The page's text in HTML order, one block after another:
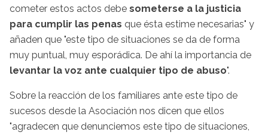
cometer estos actos debe someterse a la justicia
para cumplir las penas que ésta estime necesarias" y
añaden que "este tipo de situaciones se da de forma
muy puntual, muy esporádica. De ahí la importancia de
levantar la voz ante cualquier tipo de abuso".
Sobre la reacción de los familiares ante este tipo de
sucesos desde la Asociación nos dicen que ellos
"agradecen que denunciemos este tipo de situaciones,